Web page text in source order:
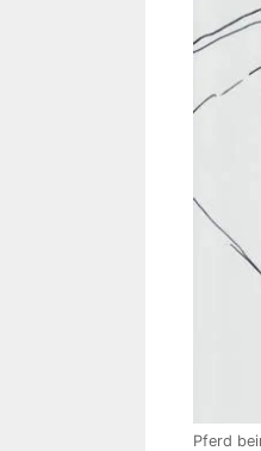
Pferd